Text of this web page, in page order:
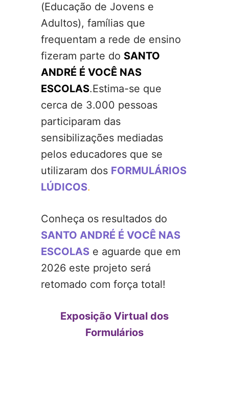
(Educação de Jovens e
Adultos), famílias que
frequentam a rede de ensino
fizeram parte do SANTO
ANDRÉ É VOCÊ NAS
ESCOLAS.Estima-se que
cerca de 3.000 pessoas
participaram das
sensibilizações mediadas
pelos educadores que se
utilizaram dos FORMULÁRIOS
LÚDICOS.
Conheça os resultados do
SANTO ANDRÉ É VOCÊ NAS
ESCOLAS e aguarde que em
2026 este projeto será
retomado com força total!
Exposição Virtual dos
Formulários